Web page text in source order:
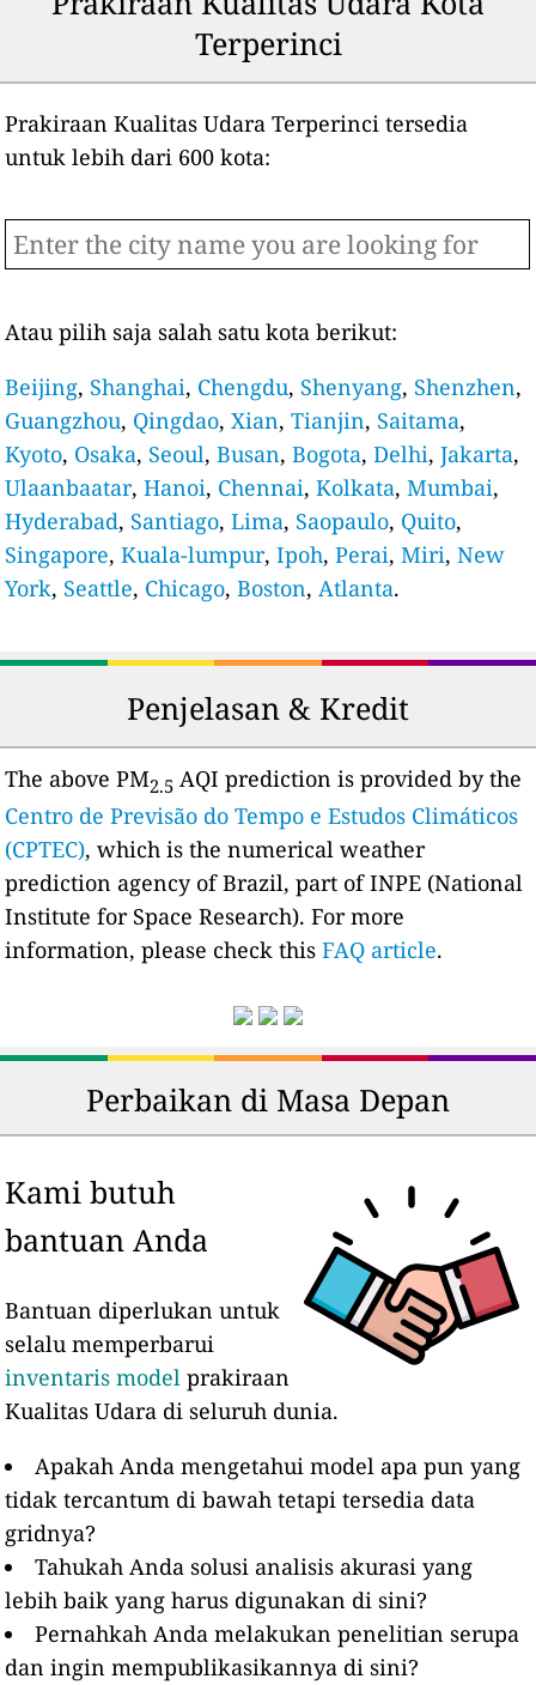
Terperinci
Prakiraan Kualitas Udara Terperinci tersedia
untuk lebih dari 600 kota:
Atau pilih saja salah satu kota berikut:
Beijing, Shanghai, Chengdu, Shenyang, Shenzhen,
Guangzhou, Qingdao,Xian,Tianjin, Saitama,
Kyoto, Osaka, Seoul,Busan,Bogota,Delhi,Jakarta,
Ulaanbaatar,Hanoi, Chennai,Kolkata,Mumbai,
Hyderabad, Santiago,Lima, Saopaulo, Quito,
Singapore,Kuala-lumpur,Ipoh,Perai,Miri,New
York, Seattle, Chicago,Boston, Atlanta.
Penjelasan & Kredit
The above PM2.5 AQI prediction is provided by the
Centro de Previsão do Tempo e Estudos Climáticos
(CPTEC), which is the numerical weather
prediction agency of Brazil, part of INPE (National
Institute for Space Research). For more
information, please check thisFAQ article.
Perbaikan di Masa Depan
Kami butuh
bantuan Anda
Bantuan diperlukan untuk
selalu memperbarui
inventaris model prakiraan
Kualitas Udara di seluruh dunia.
Apakah Anda mengetahui model apa pun yang
tidak tercantum di bawah tetapi tersedia data
gridnya?
Tahukah Anda solusi analisis akurasi yang
lebih baik yang harus digunakan di sini?
Pernahkah Anda melakukan penelitian serupa
dan ingin mempublikasikannya di sini?